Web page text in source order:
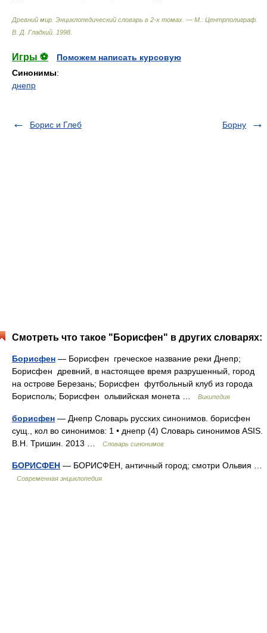
Древний мир. Энциклопедический словарь в 2-х томах. — М.: Центрполиграф
В. Д. Гладкий 1998
Игры ⚽
Поможем написать курсовую
Синонимы:
днепр
Борис и Глеб Борну
Смотреть что такое "Борисфен" в других словарях:
Борисфен — Борисфен греческое название реки Днепр;
Борисфен древний, в настоящее время разрушенный, город
на острове Березань; Борисфен футбольный клуб из города
Борисполь; Борисфен ольвийская монета …
Википедия
борисфен — Днепр Словарь русских синонимов. борисфен
сущ., кол во синонимов: 1 • днепр (4) Словарь синонимов ASIS.
В.Н. Тришин. 2013 …
Словарь синонимов
БОРИСФЕН — БОРИСФЕН, античный город; смотри Ольвия …
Современная энциклопедия